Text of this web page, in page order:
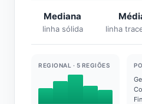
Mediana
linha sólida linha
REGIONAL · 5 REGIÕES